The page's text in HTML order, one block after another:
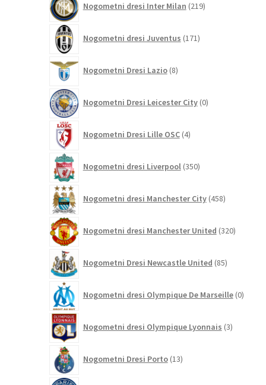
Nogometni dresi Inter Milan 219izdelkov
Nogometni dresi Juventus 171izdelkov
Nogometni Dresi Lazio 8izdelkov
Nogometni Dresi Leicester City 0izdelkov
Nogometni Dresi Lille OSC 4izdelki
Nogometni dresi Liverpool 350izdelkov
Nogometni dresi Manchester City 458izdelkov
Nogometni dresi Manchester United 320izdelkov
Nogometni Dresi Newcastle United 85izdelkov
Nogometni dresi Olympique De Marseille 0
Nogometni dresi Olympique Lyonnais 3izdelki
Nogometni Dresi Porto 13izdelkov